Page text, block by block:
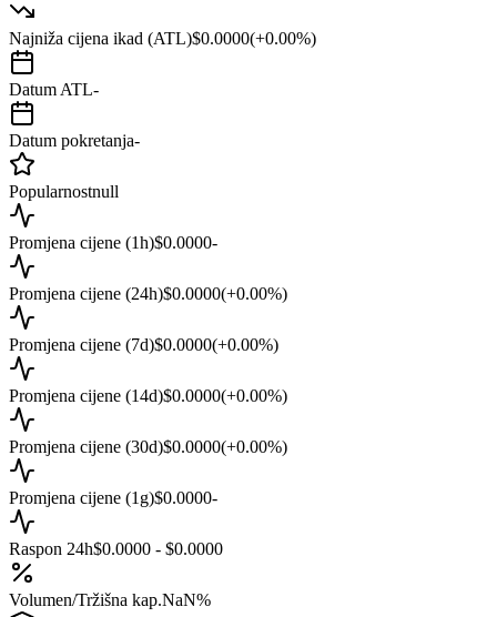
Najniža cijena ikad (ATL)$0.0000(+0.00%)
Datum ATL-
Datum pokretanja-
Popularnostnull
Promjena cijene (1h)$0.0000-
Promjena cijene (24h)$0.0000(+0.00%)
Promjena cijene (7d)$0.0000(+0.00%)
Promjena cijene (14d)$0.0000(+0.00%)
Promjena cijene (30d)$0.0000(+0.00%)
Promjena cijene (1g)$0.0000-
Raspon 24h$0.0000 - $0.0000
Volumen/Tržišna kap.NaN%